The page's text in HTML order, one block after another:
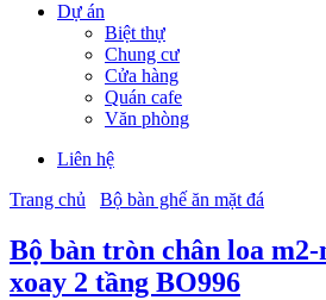
Dự án
Biệt thự
Chung cư
Cửa hàng
Quán cafe
Văn phòng
Liên hệ
Trang chủ
Bộ bàn ghế ăn mặt đá
Bộ bàn tròn chân loa
xoay 2 tầng BO996